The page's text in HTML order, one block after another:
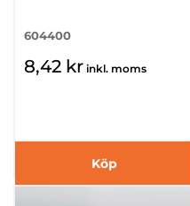
604400
8,42 kr inkl. moms
Köp